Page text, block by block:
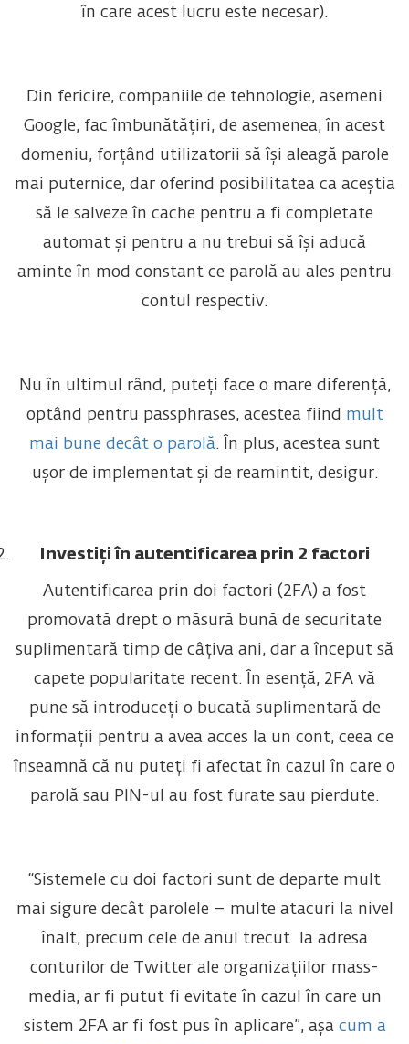
în care acest lucru este necesar).
Din fericire, companiile de tehnologie, asemeni
Google, fac îmbunătățiri, de asemenea, în acest
domeniu, forțând utilizatorii să își aleagă parole
mai puternice, dar oferind posibilitatea ca aceștia
să le salveze în cache pentru a fi completate
automat și pentru a nu trebui să își aducă
aminte în mod constant ce parolă au ales pentru
contul respectiv.
Nu în ultimul rând, puteți face o mare diferență,
optând pentru passphrases, acestea fiind mult
mai bune decât o parolă. În plus, acestea sunt
ușor de implementat și de reamintit, desigur.
Investiți în autentificarea prin 2 factori
Autentificarea prin doi factori (2FA) a fost
promovată drept o măsură bună de securitate
suplimentară timp de câțiva ani, dar a început să
capete popularitate recent. În esență, 2FA vă
pune să introduceți o bucată suplimentară de
informații pentru a avea acces la un cont, ceea ce
înseamnă că nu puteți fi afectat în cazul în care o
parolă sau PIN-ul au fost furate sau pierdute.
“Sistemele cu doi factori sunt de departe mult
mai sigure decât parolele – multe atacuri la nivel
înalt, precum cele de anul trecut la adresa
conturilor de Twitter ale organizațiilor mass-
media, ar fi putut fi evitate în cazul în care un
sistem 2FA ar fi fost pus în aplicare”, așa cum a